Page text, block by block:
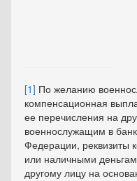
[1] По желанию
компенсационная
ее перечисления на
военнослужащим в
Федерации, реквизиты
или наличными
другому лицу на